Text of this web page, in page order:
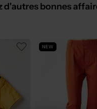
d'autres bonnes
NEW